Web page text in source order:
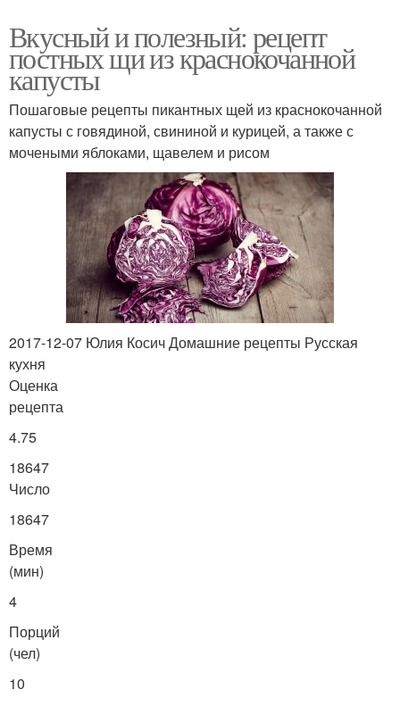
Вкусный и полезный: рецепт
постных щи из краснокочанной
капусты
Пошаговые рецепты пикантных щей из краснокочанной
капусты с говядиной, свининой и курицей, а также с
мочеными яблоками, щавелем и рисом
2017-12-07 Юлия Косич Домашние рецепты Русская
кухня
Оценка
рецепта
4.75
18647
Число
18647
Время
(мин)
4
Порций
(чел)
10